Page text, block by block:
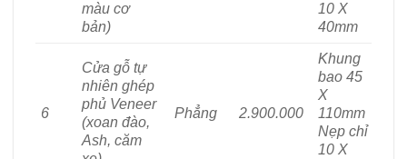
màu cơ
bản)
10 X
40mm
6
Cửa gỗ tự
nhiên ghép
phủ Veneer
(xoan đào,
Ash, căm
Phẳng 2.900.000
Khung
bao 45
X
110mm
Nẹp chỉ
10 X